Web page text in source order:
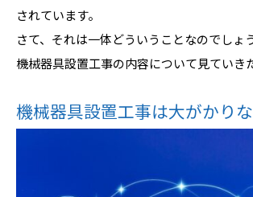
されています。
さて、それは一体どういうことなのでしょ
機械器具設置工事の内容について見ていき
機械器具設置工事は大がかり